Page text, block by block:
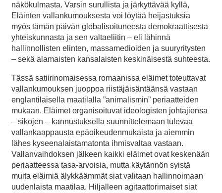
näkökulmasta. Varsin surullista ja järkyttävää kyllä,
Eläinten vallankumouksesta voi löytää heijastuksia
myös tämän päivän globalisoituneesta demokraattisesta
yhteiskunnasta ja sen valtaeliitin – eli lähinnä
hallinnollisten elinten, massamedioiden ja suuryritysten
– sekä alamaisten kansalaisten keskinäisestä suhteesta.
Tässä satiirinomaisessa romaanissa eläimet toteuttavat
vallankumouksen juoppoa riistäjäisäntäänsä vastaan
englantilaisella maatilalla ”animalismin” periaatteiden
mukaan. Eläimet organisoituvat ideologisten johtajiensa
– sikojen – kannustuksella suunnittelemaan tulevaa
vallankaappausta epäoikeudenmukaista ja aiemmin
lähes kyseenalaistamatonta ihmisvaltaa vastaan.
Vallanvaihdoksen jälkeen kaikki eläimet ovat keskenään
periaatteessa tasa-arvoisia, mutta käytännön syistä
muita eläimiä älykkäämmät siat valitaan hallinnoimaan
uudenlaista maatilaa. Hiljalleen agitaattorimaiset siat